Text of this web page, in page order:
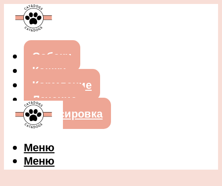
Собаки
Кошки
Кормление
Лечение
Дрессировка
Меню
Меню